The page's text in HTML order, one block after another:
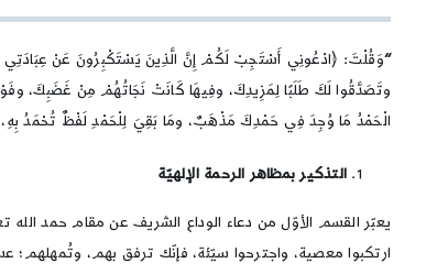
“وَقُلْتَ: ﴿ادْعُونِي أَسْتَجِبْ لَكُمْ إِنَّ الَّذِينَ يَسْتَكْبِرُونَ عَنْ
وتَصَدَّقُوا لَكَ طَلَبًا لِمَزِيدِكَ، وفِيهَا كَانَتْ نَجَاتُهُمْ مِنْ غَضَبِكَ،
الْحَمْدُ مَا وُجِدَ فِي حَمْدِكَ مَذْهَبٌ، ومَا بَقِيَ لِلْحَمْدِ لَفْظٌ تُحْمَدُ
التذكير بمظاهر الرحمة الإلهيّة
يعبّر القسم الأوّل من دعاء الوداع الشريف عن مقام حمد الله
ارتكبوا معصية، واجترحوا سيّئة، فإنّك ترفق بهم، وتُمهلهم؛